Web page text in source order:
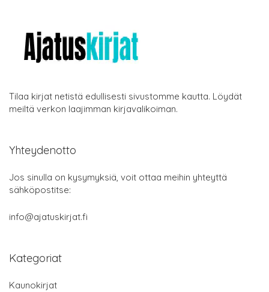
Tilaa kirjat netistä edullisesti sivustomme kautta. Löydät
meiltä verkon laajimman kirjavalikoiman.
Yhteydenotto
Jos sinulla on kysymyksiä, voit ottaa meihin yhteyttä
sähköpostitse:
info@ajatuskirjat.fi
Kategoriat
Kaunokirjat